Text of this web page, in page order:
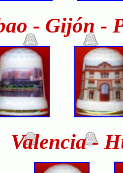
- Gijón -
Valencia -